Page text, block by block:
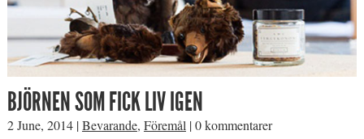
BJÖRNEN SOM FICK LIV IGEN
2 June, 2014 |Bevarande, Föremål |0 kommentarer